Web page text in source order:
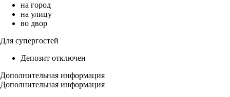
на город
на улицу
во двор
Для супергостей
Депозит отключен
Дополнительная информация
Дополнительная информация